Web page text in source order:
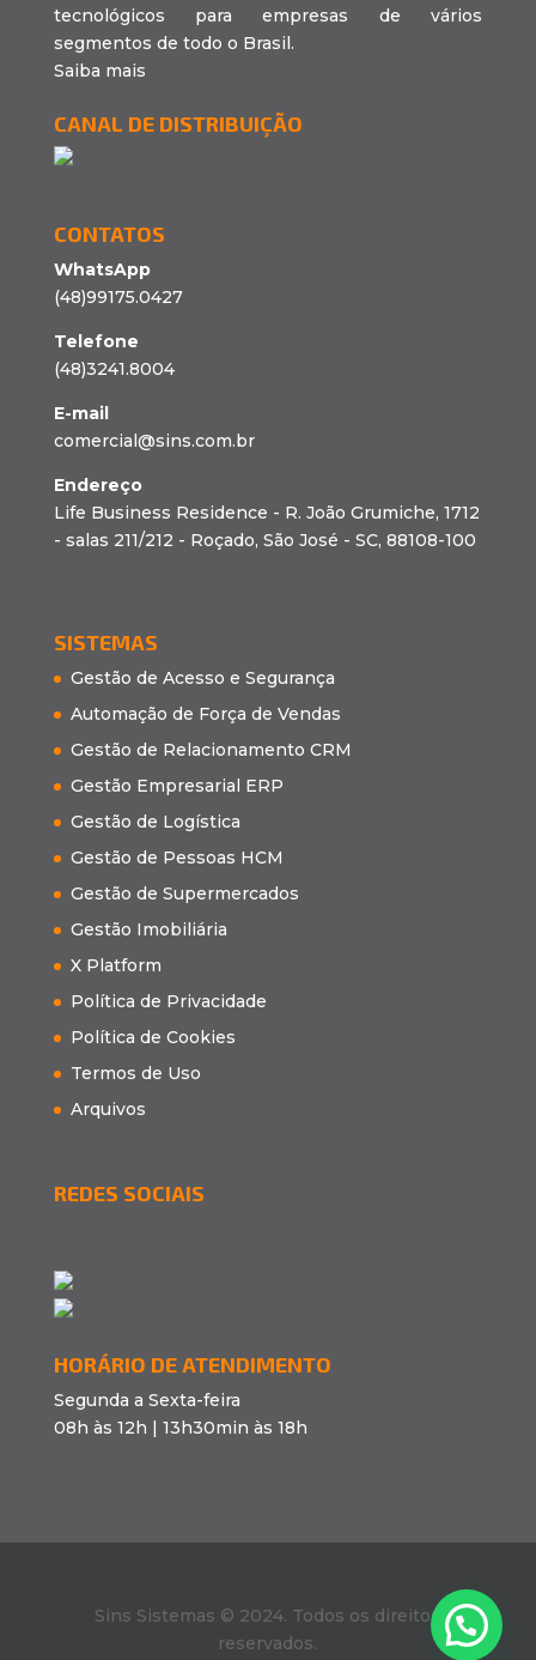
tecnológicos para empresas de vários
segmentos de todo o Brasil.
Saiba mais
CANAL DE DISTRIBUIÇÃO
CONTATOS
WhatsApp
(48)99175.0427
Telefone
(48)3241.8004
E-mail
comercial@sins.com.br
Endereço
Life Business Residence - R. João Grumiche, 1712
- salas 211/212 - Roçado, São José - SC, 88108-100
SISTEMAS
Gestão de Acesso e Segurança
Automação de Força de Vendas
Gestão de Relacionamento CRM
Gestão Empresarial ERP
Gestão de Logística
Gestão de Pessoas HCM
Gestão de Supermercados
Gestão Imobiliária
X Platform
Política de Privacidade
Política de Cookies
Termos de Uso
Arquivos
REDES SOCIAIS
HORÁRIO DE ATENDIMENTO
Segunda a Sexta-feira
08h às 12h | 13h30min às 18h
Sins Sistemas © 2024. Todos os direitos
reservados.